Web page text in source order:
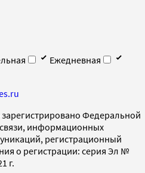
Ежедневная
зарегистрировано Федеральной
информационных
регистрационный
о регистрации: серия Эл №
г.